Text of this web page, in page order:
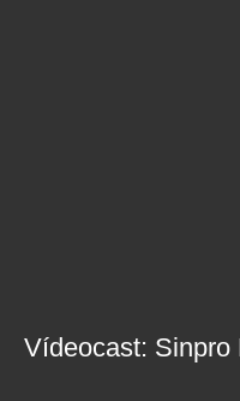
Vídeocast: Sinpro